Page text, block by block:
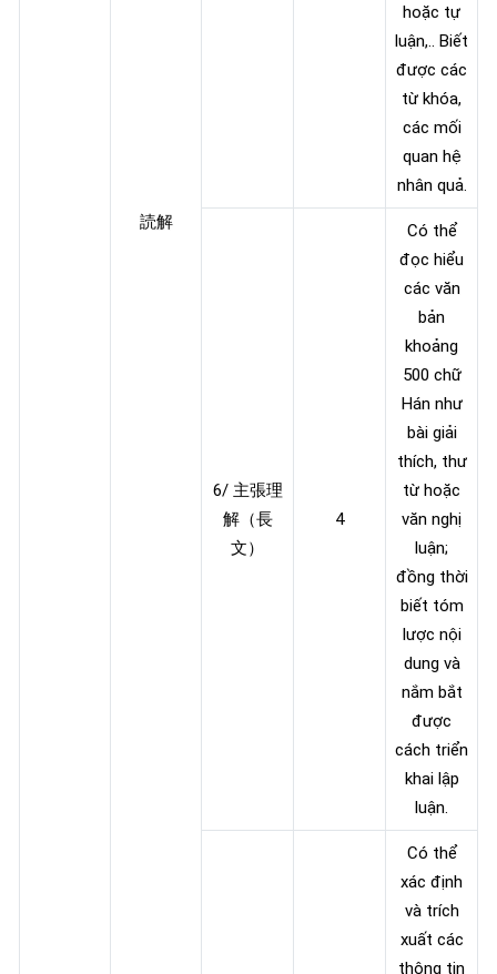
読解
hoặc tự
luận,.. Biết
được các
từ khóa,
các mối
quan hệ
nhân quả.
6/ 主張理
解（長
文）
4
Có thể
đọc hiểu
các văn
bản
khoảng
500 chữ
Hán như
bài giải
thích, thư
từ hoặc
văn nghị
luận;
đồng thời
biết tóm
lược nội
dung và
nắm bắt
được
cách triển
khai lập
luận.
Có thể
xác định
và trích
xuất các
thông tin